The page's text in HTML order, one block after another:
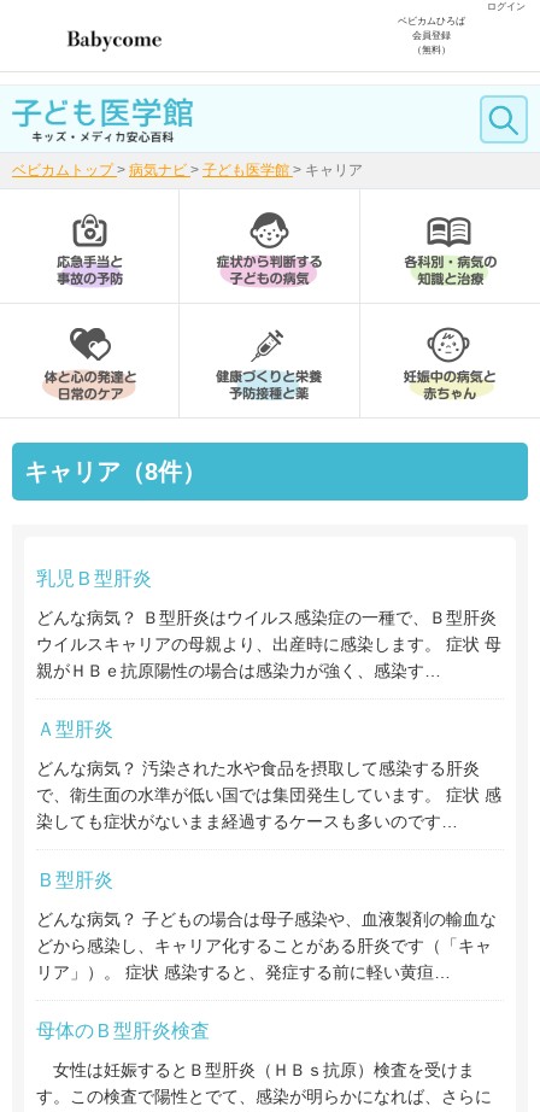
ログイン
ベビカムひろば
会員登録
（無料）
ベビカムトップ > 病気ナビ > 子ども医学館 > キャリア
キャリア（8件）
乳児Ｂ型肝炎
どんな病気？ Ｂ型肝炎はウイルス感染症の一種で、Ｂ型肝炎
ウイルスキャリアの母親より、出産時に感染します。 症状 母
親がＨＢｅ抗原陽性の場合は感染力が強く、感染す…
Ａ型肝炎
どんな病気？ 汚染された水や食品を摂取して感染する肝炎
で、衛生面の水準が低い国では集団発生しています。 症状 感
染しても症状がないまま経過するケースも多いのです…
Ｂ型肝炎
どんな病気？ 子どもの場合は母子感染や、血液製剤の輸血な
どから感染し、キャリア化することがある肝炎です（「キャ
リア」）。 症状 感染すると、発症する前に軽い黄疸…
母体のＢ型肝炎検査
女性は妊娠するとＢ型肝炎（ＨＢｓ抗原）検査を受けま
す。この検査で陽性とでて、感染が明らかになれば、さらに